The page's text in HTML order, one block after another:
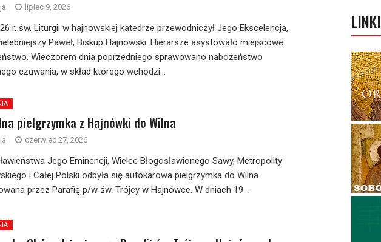
lipiec 9, 2026
r. św. Liturgii w hajnowskiej katedrze przewodniczył Jego Ekscelencja,
Paweł, Biskup Hajnowski. Hierarsze asystowało miejscowe
Wieczorem dnia poprzedniego sprawowano nabożeństwo
czuwania, w skład którego wchodzi...
pielgrzymka z Hajnówki do Wilna
czerwiec 27, 2026
Jego Eminencji, Wielce Błogosławionego Sawy, Metropolity
i Całej Polski odbyła się autokarowa pielgrzymka do Wilna
przez Parafię p/w św. Trójcy w Hajnówce. W dniach 19...
LINKI